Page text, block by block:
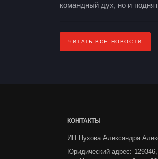
командный дух, но и
ЧИТАТЬ ВСЕ НОВОСТИ
КОНТАКТЫ
ИП Пухова Александра
Юридический адрес: